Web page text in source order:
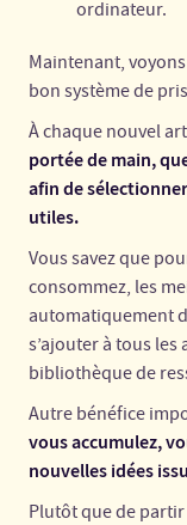
ordinateur.
Maintenant,
bon système de
À chaque nouvel
portée de main,
afin de
utiles.
Vous savez que
consommez, les
automatiquement
s’ajouter à tous
bibliothèque de
Autre bénéfice
vous accumulez,
nouvelles idées
Plutôt que de